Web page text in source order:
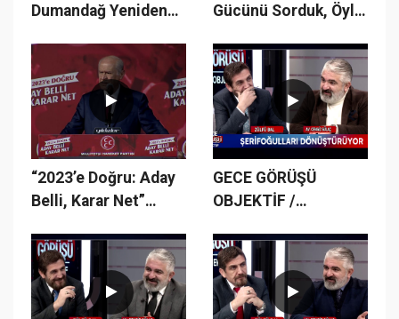
Dumandağ Yeniden
Gücünü Sorduk, Öyle
“2023’e Doğru: Aday
Belli, Karar Net”
GECE GÖRÜŞÜ
OBJEKTİF /